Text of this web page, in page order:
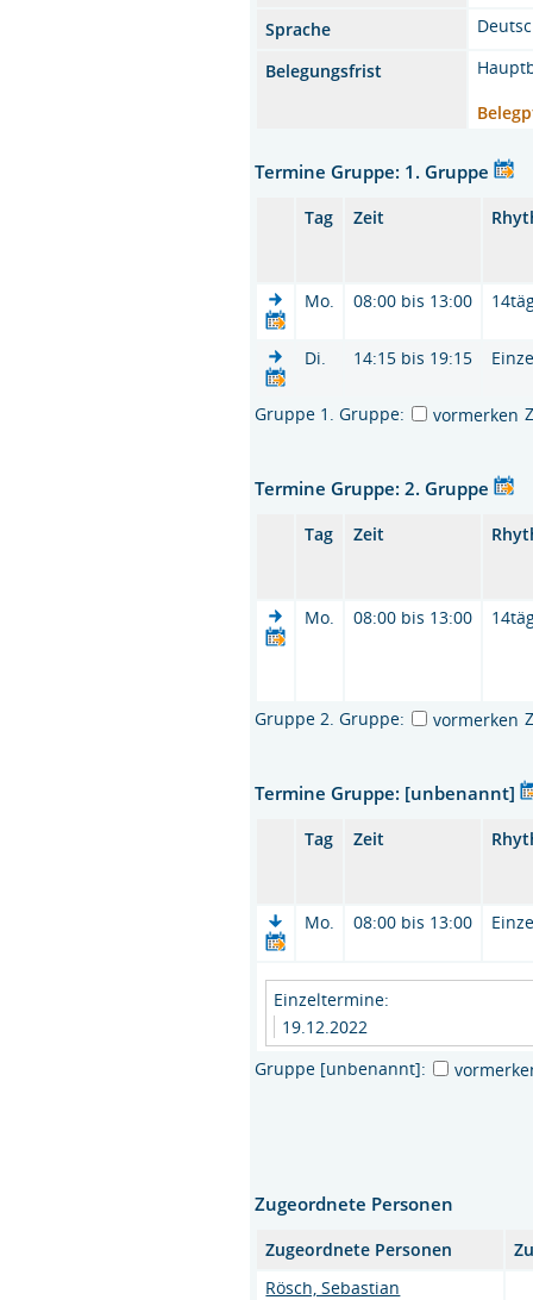
Sprache
Belegungsfrist
Termine Gruppe: 1. Gruppe
Tag Zeit
Mo. 08:00 bis 13:00
Di. 14:15 bis 19:15
Gruppe 1. Gruppe: vormerken
Termine Gruppe: 2. Gruppe
Tag Zeit
Mo. 08:00 bis 13:00
Gruppe 2. Gruppe: vormerken
Termine Gruppe: [unbenannt]
Tag Zeit
Mo. 08:00 bis 13:00
Einzeltermine:
19.12.2022
Gruppe [unbenannt]:
Zugeordnete Personen
Zugeordnete Personen
Rösch, Sebastian